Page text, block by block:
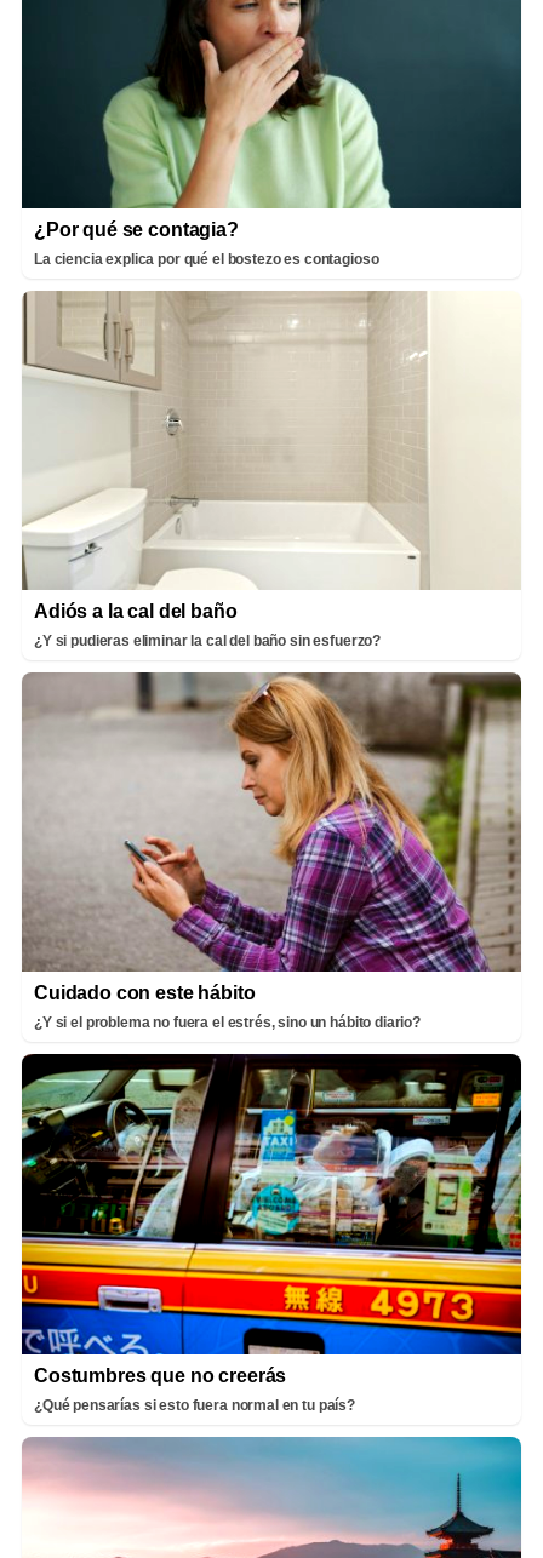
¿Por qué se contagia?
La ciencia explica por qué el bostezo es contagioso
Adiós a la cal del baño
¿Y si pudieras eliminar la cal del baño sin esfuerzo?
Cuidado con este hábito
¿Y si el problema no fuera el estrés, sino un hábito diario?
Costumbres que no creerás
¿Qué pensarías si esto fuera normal en tu país?